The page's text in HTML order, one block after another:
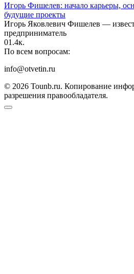
Игорь Фишелев: начало карьеры,
будущие проекты
Игорь Яковлевич Фишелев —
предприниматель
01.4к.
По всем вопросам:
info@otvetin.ru
© 2026 Tounb.ru. Копирование
разрешения правообладателя.